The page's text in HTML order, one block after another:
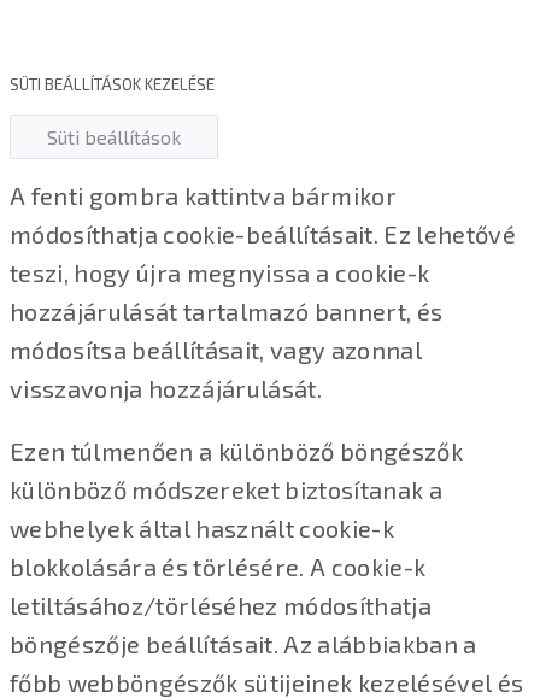
SÜTI BEÁLLÍTÁSOK KEZELÉSE
Süti beállítások
A fenti gombra kattintva bármikor
módosíthatja cookie-beállításait. Ez lehetővé
teszi, hogy újra megnyissa a cookie-k
hozzájárulását tartalmazó bannert, és
módosítsa beállításait, vagy azonnal
visszavonja hozzájárulását.
Ezen túlmenően a különböző böngészők
különböző módszereket biztosítanak a
webhelyek által használt cookie-k
blokkolására és törlésére. A cookie-k
letiltásához/törléséhez módosíthatja
böngészője beállításait. Az alábbiakban a
főbb webböngészők sütijeinek kezelésével és